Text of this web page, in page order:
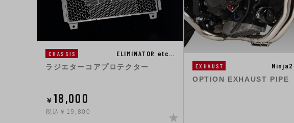
CHASSIS ELIMINATOR etc…
ラジエターコアプロテクター
￥ 18,000
税込￥19,800
EXHAUST
OPTION EXHAUST PIPE